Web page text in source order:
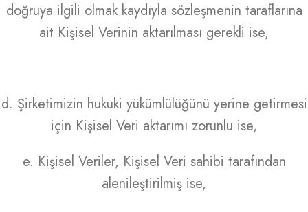
doğruya ilgili olmak kaydıyla sözleşmenin taraflarına
ait Kişisel Verinin aktarılması gerekli ise,
d. Şirketimizin hukuki yükümlülüğünü yerine getirmesi
için Kişisel Veri aktarımı zorunlu ise,
e. Kişisel Veriler, Kişisel Veri sahibi tarafından
alenileştirilmiş ise,